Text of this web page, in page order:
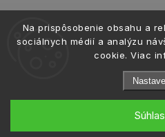
Na prispôsobenie obsahu a
sociálnych médií a analýzu
cookie. Viac
Copyright 2026eiffeloptic.sk